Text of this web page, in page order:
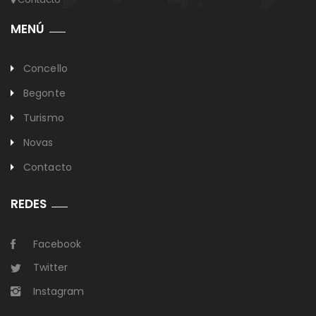
MENÚ
Concello
Begonte
Turismo
Novas
Contacto
REDES
Facebook
Twitter
Instagram